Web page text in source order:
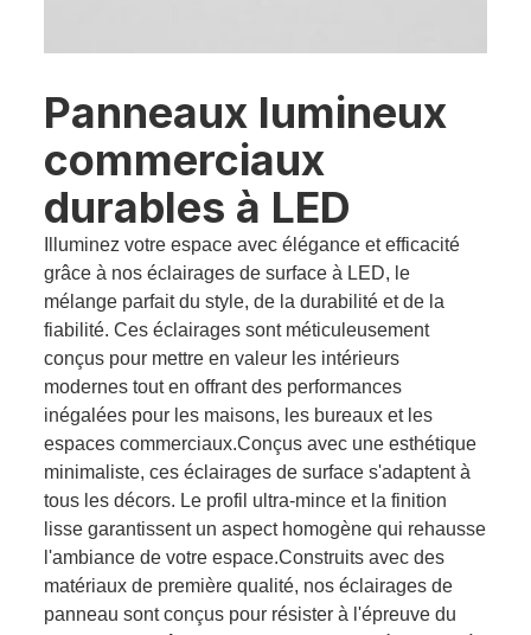
Panneaux lumineux
commerciaux
durables à LED
Illuminez votre espace avec élégance et efficacité
grâce à nos éclairages de surface à LED, le
mélange parfait du style, de la durabilité et de la
fiabilité. Ces éclairages sont méticuleusement
conçus pour mettre en valeur les intérieurs
modernes tout en offrant des performances
inégalées pour les maisons, les bureaux et les
espaces commerciaux.Conçus avec une esthétique
minimaliste, ces éclairages de surface s'adaptent à
tous les décors. Le profil ultra-mince et la finition
lisse garantissent un aspect homogène qui rehausse
l'ambiance de votre espace.Construits avec des
matériaux de première qualité, nos éclairages de
panneau sont conçus pour résister à l'épreuve du